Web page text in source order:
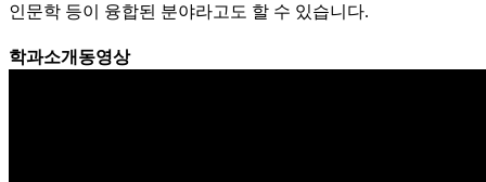
인문학 등이 융합된 분야라고도 할 수 있습니다.
학과소개동영상